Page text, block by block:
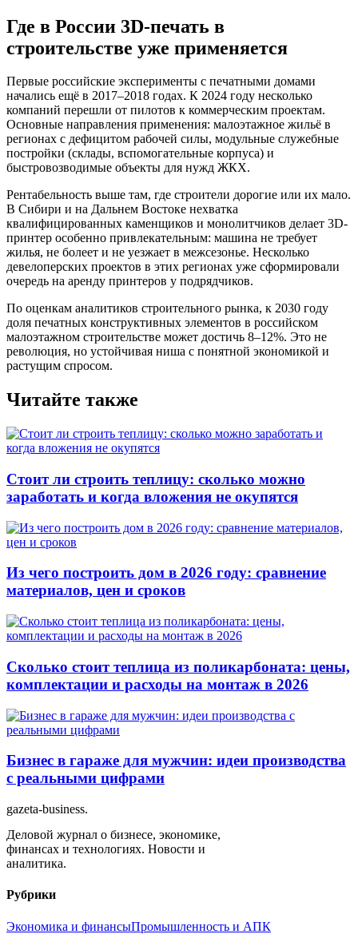
Где в России 3D-печать в
строительстве уже применяется
Первые российские эксперименты с печатными домами
начались ещё в 2017–2018 годах. К 2024 году несколько
компаний перешли от пилотов к коммерческим проектам.
Основные направления применения: малоэтажное жильё в
регионах с дефицитом рабочей силы, модульные служебные
постройки (склады, вспомогательные корпуса) и
быстровозводимые объекты для нужд ЖКХ.
Рентабельность выше там, где строители дорогие или их мало.
В Сибири и на Дальнем Востоке нехватка
квалифицированных каменщиков и монолитчиков делает 3D-
принтер особенно привлекательным: машина не требует
жилья, не болеет и не уезжает в межсезонье. Несколько
девелоперских проектов в этих регионах уже сформировали
очередь на аренду принтеров у подрядчиков.
По оценкам аналитиков строительного рынка, к 2030 году
доля печатных конструктивных элементов в российском
малоэтажном строительстве может достичь 8–12%. Это не
революция, но устойчивая ниша с понятной экономикой и
растущим спросом.
Читайте также
Стоит ли строить теплицу: сколько можно
заработать и когда вложения не окупятся
Из чего построить дом в 2026 году: сравнение
материалов, цен и сроков
Сколько стоит теплица из поликарбоната: цены,
комплектации и расходы на монтаж в 2026
Бизнес в гараже для мужчин: идеи производства
с реальными цифрами
gazeta-business.
Деловой журнал о бизнесе, экономике,
финансах и технологиях. Новости и
аналитика.
Рубрики
Экономика и финансыПромышленность и АПК